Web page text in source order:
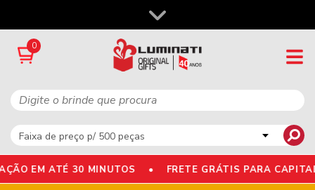
0
EM ATÉ 30 MINUTOS • FRETE GRÁTIS PARA